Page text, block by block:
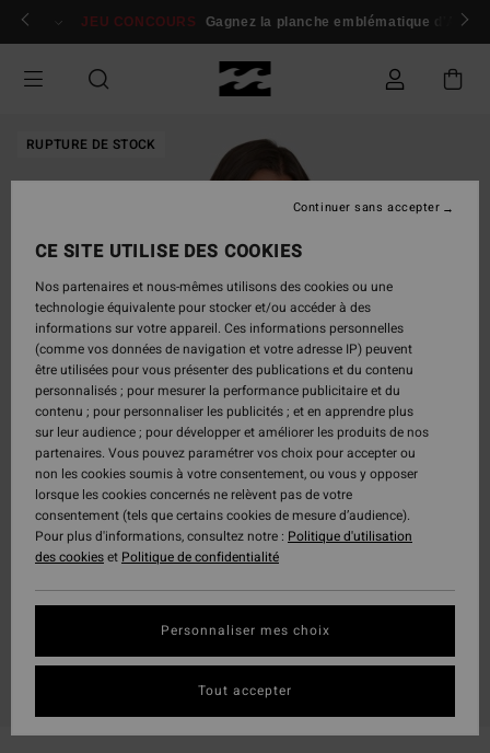
Passer
Se connecter / s'inscrire
JEU CONCOURS Gagnez la planche emblématique d'Andy
RUPTURE DE STOCK
CE SITE UTILISE DES COOKIES
Nos partenaires et nous-mêmes utilisons des cookies ou une
technologie équivalente pour stocker et/ou accéder à des
informations sur votre appareil. Ces informations personnelles
(comme vos données de navigation et votre adresse IP) peuvent
être utilisées pour vous présenter des publications et du contenu
personnalisés ; pour mesurer la performance publicitaire et du
contenu ; pour personnaliser les publicités ; et en apprendre plus
sur leur audience ; pour développer et améliorer les produits de nos
partenaires. Vous pouvez paramétrer vos choix pour accepter ou
non les cookies soumis à votre consentement, ou vous y opposer
lorsque les cookies concernés ne relèvent pas de votre
consentement (tels que certains cookies de mesure d’audience).
Pour plus d'informations, consultez notre : Politique d'utilisation
des cookieset Politique de confidentialité
Personnaliser mes choix
Continuer sans accepter
Tout accepter